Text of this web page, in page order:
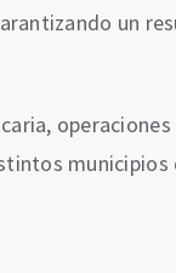
un
municipios